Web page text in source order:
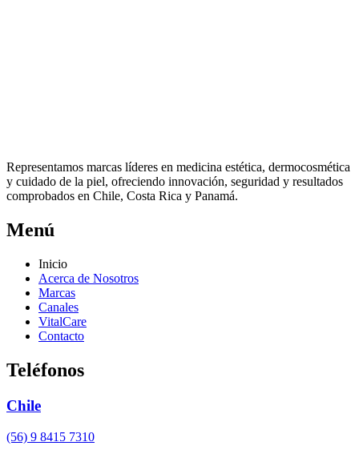
Representamos marcas líderes en medicina estética, dermocosmética
y cuidado de la piel, ofreciendo innovación, seguridad y resultados
comprobados en Chile, Costa Rica y Panamá.
Menú
Inicio
Acerca de Nosotros
Marcas
Canales
VitalCare
Contacto
Teléfonos
Chile
(56) 9 8415 7310